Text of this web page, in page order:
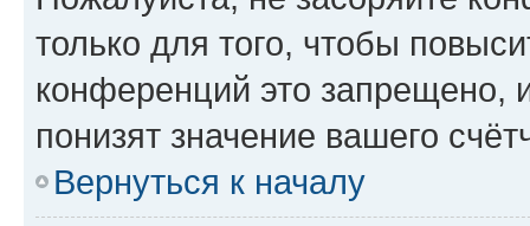
только для того, чтобы
конференций это запрещено,
понизят значение вашего
Вернуться к началу